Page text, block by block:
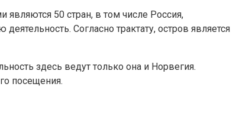
являются 50 стран, в том числе Россия,
Согласно трактату, остров является
здесь ведут только она и Норвегия.
посещения.